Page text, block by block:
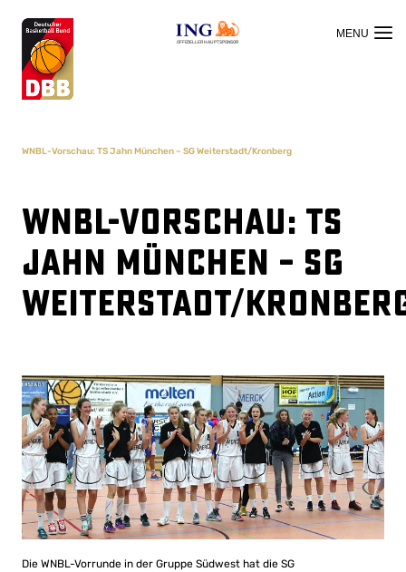
OFFIZIELLER HAUPTSPONSOR
WNBL-Vorschau: TS Jahn München – SG Weiterstadt/Kronberg
WNBL-Vorschau: TS
Jahn München – SG
Weiterstadt/
Die WNBL-Vorrunde in der Gruppe Südwest hat die SG